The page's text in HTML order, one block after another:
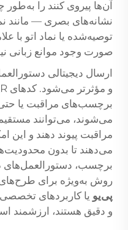
آن‌ها پیروی کنند را
نشانه‌های بصری — مانند
توصیه‌شده یا نماد اتو با
صورت وجود موانع زبانی
ارسال دیجیتالی
برچسب‌های مراقبت یا
می‌شوند، می‌توانند
مراقبت پیوند دهند و این
می‌دهند تا بدون
برچسب، دستورالعمل‌های
روش به‌ویژه برای طرح‌های
پی‌یو یا کاربردهای
و دقیق هستند، ارزشمند